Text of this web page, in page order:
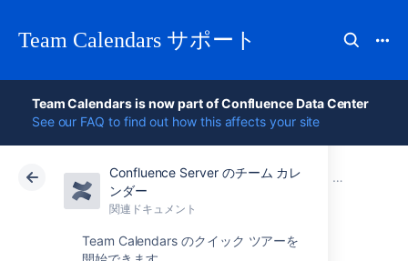
Team Calendars サポート
Team Calendars is now part of Confluence Data Center
See our FAQ to find out how this affects your site
Confluence Server のチーム カレ
ンダー
関連ドキュメント
Team Calendars のクイック ツアーを
アトラシアン サポート Team Calendars 6.0
関連ドキュメント
Older
クラウド Data Center 6.0